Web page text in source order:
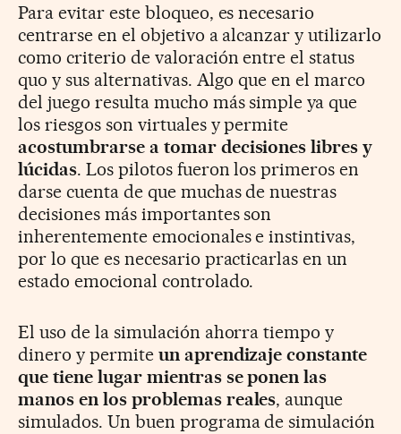
Para evitar este bloqueo, es necesario
centrarse en el objetivo a alcanzar y utilizarlo
como criterio de valoración entre el status
quo y sus alternativas. Algo que en el marco
del juego resulta mucho más simple ya que
los riesgos son virtuales y permite
acostumbrarse a tomar decisiones libres y
lúcidas. Los pilotos fueron los primeros en
darse cuenta de que muchas de nuestras
decisiones más importantes son
inherentemente emocionales e instintivas,
por lo que es necesario practicarlas en un
estado emocional controlado.
El uso de la simulación ahorra tiempo y
dinero y permite un aprendizaje constante
que tiene lugar mientras se ponen las
manos en los problemas reales, aunque
simulados. Un buen programa de simulación